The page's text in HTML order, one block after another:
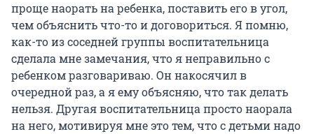
проще наорать на ребенка, поставить его в угол,
чем объяснить что-то и договориться. Я помню,
как-то из соседней группы воспитательница
сделала мне замечания, что я неправильно с
ребенком разговариваю. Он накосячил в
очередной раз, а я ему объясняю, что так делать
нельзя. Другая воспитательница просто наорала
на него, мотивируя мне это тем, что с детьми надо